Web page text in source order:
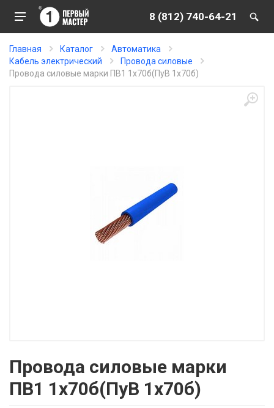
8 (812) 740-64-21
Главная Каталог
Автоматика
Кабель электрический
Провода силовые
Провода силовые марки ПВ1 1х70б(ПуВ 1х70б)
Провода силовые марки
ПВ1 1х70б(ПуВ 1х70б)